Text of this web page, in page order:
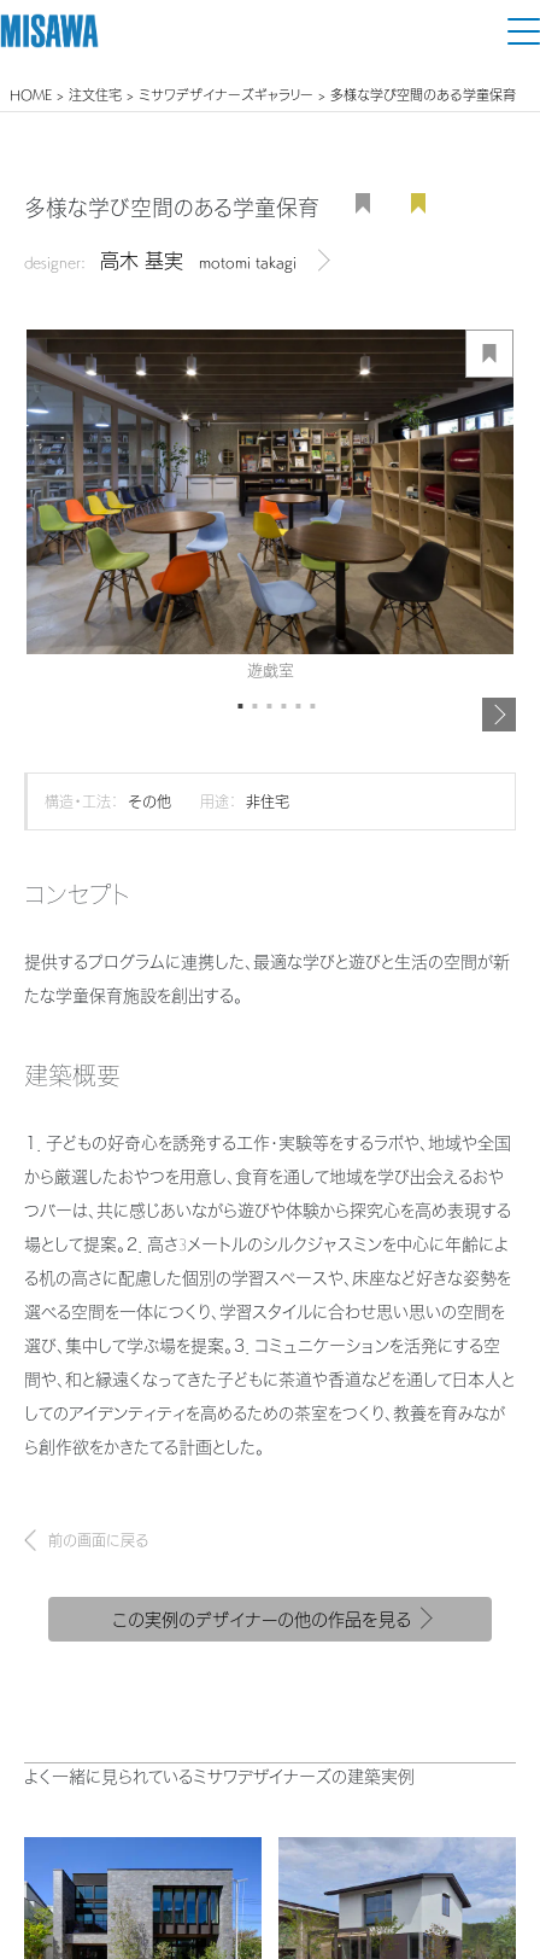
住まい
商品ラインアップ
テクノロジー（住まいの性能）
建築事例・建築実例
デザイナーズギャラリー
インテリア
住まいづくりガイド
買う
中古住宅検索
分譲マンション検索
売る [MISAWA RELAY]
住まいの売却
これから住まいをご検討の方
多彩な動画やこだわりが詰まった建築実例、注目の最新情報など、住まい
づくりを楽しく学べるデジタルラウンジです。
ホームラウンジ 新築・戸建て
個人のお客さま
賃貸住宅
賃貸併用住宅
店舗・各種施設
土地活用モデルルーム見学
土地活用実例
法人のお客さま
企業不動産活用（CRE）戦略
社宅建築
医療・介護・子育て・障がい福祉施設
土地活用の基礎から長期安定経営を目指すオーナー様まで、賃貸経営に
役立つ多彩な情報を幅広くお届けします。
リフォーム
戸建て・マンション
ミサワリフォームとは
リフォームの流れ
リフォームメニュー
リフォーム事例
事業用
ホテル・旅館リフォーム
これからリフォームをご検討の方
まちづくり
複合開発・投資開発
複合開発事業（ASMACI-アスマチ-）
再開発・官民連携事業
分譲マンション開発事業
収益不動産・投資開発事業
事業用売買
すべてのフィールドに新しい価値をデザインし、持続可能な未来志向のま
ミサワゼネラルソリューション
オーナーサポート
サポートメニュー
住まいるりんぐ（ロングサポート）
保証制度
ご相談窓口
お客様センター
ミサワホームオーナーさま・リフォーム工事ご契約者さまとミサワホームを
結ぶコミュニケーションサイト。お得・便利・安心なコンテンツや、ミサワホ
ミサワオーナーズクラブ
企業・IR情報
企業・IR
ニュース
ミサワホームグループ
IR情報
SDGs
採用情報
新卒者採用
中途採用
障がい者採用
ウエルネス事業
海外事業
展示場・イベント情報
カタログ請求
HOME > 注文住宅 > ミサワデザイナーズギャラリー > 多様な学び空間のある学童保育
多様な学び空間のある学童保育
designer: 高木 基実 motomi takagi デザイナーを見る
遊戯室
構造・工法： その他 用途： 非住宅
コンセプト
提供するプログラムに連携した、最適な学びと遊びと生活の空間が新
たな学童保育施設を創出する。
建築概要
１．子どもの好奇心を誘発する工作・実験等をするラボや、地域や全国
から厳選したおやつを用意し、食育を通して地域を学び出会えるおや
つバーは、共に感じあいながら遊びや体験から探究心を高め表現する
場として提案。２．高さ3メートルのシルクジャスミンを中心に年齢によ
る机の高さに配慮した個別の学習スペースや、床座など好きな姿勢を
選べる空間を一体につくり、学習スタイルに合わせ思い思いの空間を
選び、集中して学ぶ場を提案。３．コミュニケーションを活発にする空
間や、和と縁遠くなってきた子どもに茶道や香道などを通して日本人と
してのアイデンティティを高めるための茶室をつくり、教養を育みなが
ら創作欲をかきたてる計画とした。
前の画面に戻る
この実例のデザイナーの他の作品を見る
よく一緒に見られているミサワデザイナーズの建築実例